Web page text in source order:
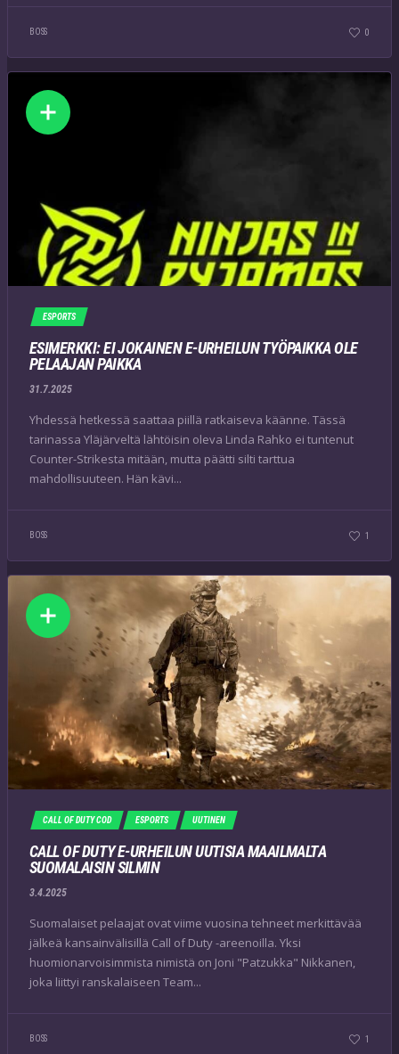
BOSS 0
ESPORTS
ESIMERKKI: EI JOKAINEN E-URHEILUN TYÖPAIKKA OLE
PELAAJAN PAIKKA
31.7.2025
Yhdessä hetkessä saattaa piillä ratkaiseva käänne. Tässä
tarinassa Yläjärveltä lähtöisin oleva Linda Rahko ei tuntenut
Counter-Strikesta mitään, mutta päätti silti tarttua
mahdollisuuteen. Hän kävi...
BOSS 1
CALL OF DUTY COD ESPORTS UUTINEN
CALL OF DUTY E-URHEILUN UUTISIA MAAILMALTA
SUOMALAISIN SILMIN
3.4.2025
Suomalaiset pelaajat ovat viime vuosina tehneet merkittävää
jälkeä kansainvälisillä Call of Duty -areenoilla. Yksi
huomionarvoisimmista nimistä on Joni "Patzukka" Nikkanen,
joka liittyi ranskalaiseen Team...
BOSS 1